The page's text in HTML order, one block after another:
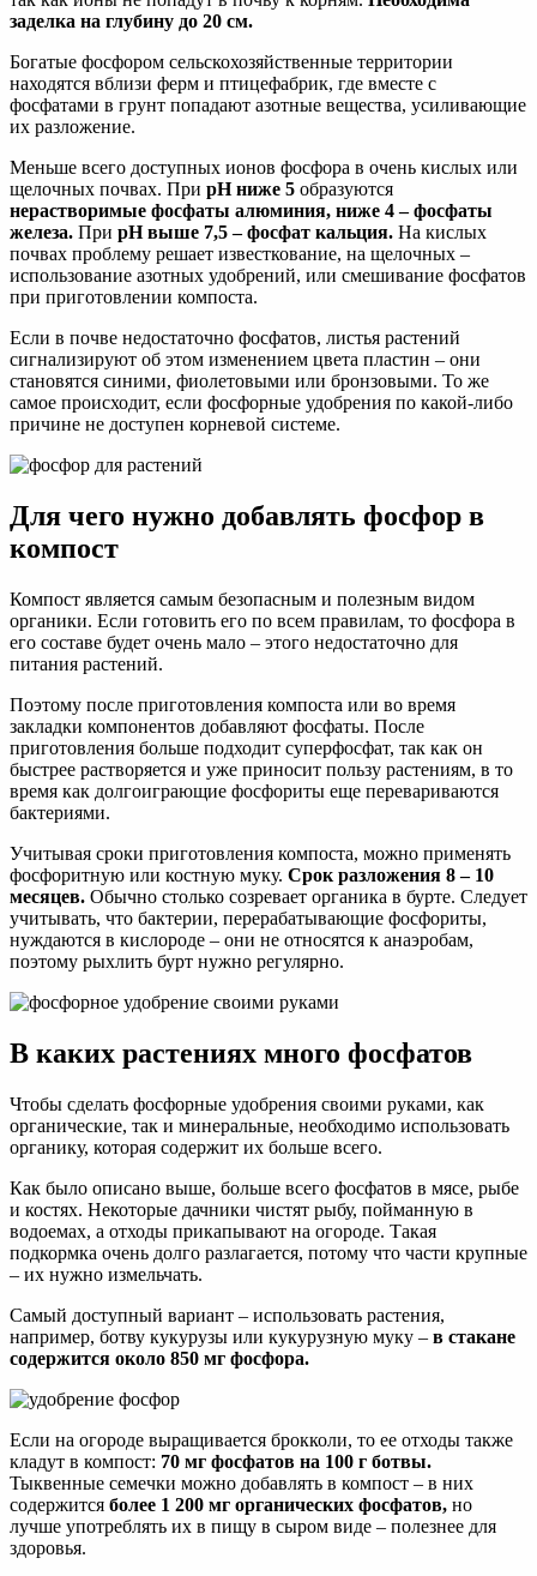
заделка на глубину до 20 см.
Богатые фосфором сельскохозяйственные территории
находятся вблизи ферм и птицефабрик, где вместе с
фосфатами в грунт попадают азотные вещества, усиливающие
их разложение.
Меньше всего доступных ионов фосфора в очень кислых или
щелочных почвах. При pH ниже 5 образуются
нерастворимые фосфаты алюминия, ниже 4 – фосфаты
железа. При pH выше 7,5 – фосфат кальция. На кислых
почвах проблему решает известкование, на щелочных –
использование азотных удобрений, или смешивание фосфатов
при приготовлении компоста.
Если в почве недостаточно фосфатов, листья растений
сигнализируют об этом изменением цвета пластин – они
становятся синими, фиолетовыми или бронзовыми. То же
самое происходит, если фосфорные удобрения по какой-либо
причине не доступен корневой системе.
Для чего нужно добавлять фосфор в
компост
Компост является самым безопасным и полезным видом
органики. Если готовить его по всем правилам, то фосфора в
его составе будет очень мало – этого недостаточно для
питания растений.
Поэтому после приготовления компоста или во время
закладки компонентов добавляют фосфаты. После
приготовления больше подходит суперфосфат, так как он
быстрее растворяется и уже приносит пользу растениям, в то
время как долгоиграющие фосфориты еще перевариваются
бактериями.
Учитывая сроки приготовления компоста, можно применять
фосфоритную или костную муку. Срок разложения 8 – 10
месяцев. Обычно столько созревает органика в бурте. Следует
учитывать, что бактерии, перерабатывающие фосфориты,
нуждаются в кислороде – они не относятся к анаэробам,
поэтому рыхлить бурт нужно регулярно.
В каких растениях много фосфатов
Чтобы сделать фосфорные удобрения своими руками, как
органические, так и минеральные, необходимо использовать
органику, которая содержит их больше всего.
Как было описано выше, больше всего фосфатов в мясе, рыбе
и костях. Некоторые дачники чистят рыбу, пойманную в
водоемах, а отходы прикапывают на огороде. Такая
подкормка очень долго разлагается, потому что части крупные
– их нужно измельчать.
Самый доступный вариант – использовать растения,
например, ботву кукурузы или кукурузную муку – в стакане
содержится около 850 мг фосфора.
Если на огороде выращивается брокколи, то ее отходы также
кладут в компост: 70 мг фосфатов на 100 г ботвы.
Тыквенные семечки можно добавлять в компост – в них
содержится более 1 200 мг органических фосфатов, но
лучше употреблять их в пищу в сыром виде – полезнее для
здоровья.